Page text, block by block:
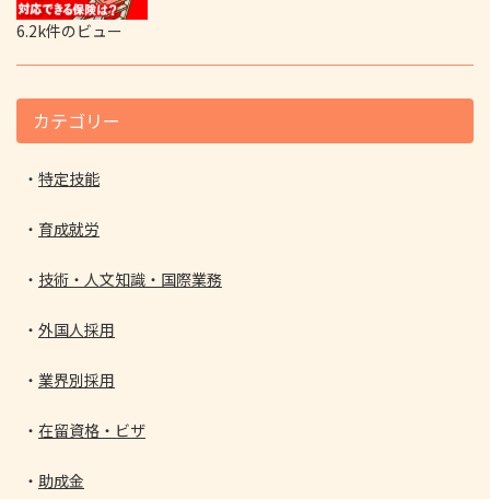
6.2k件のビュー
カテゴリー
特定技能
育成就労
技術・人文知識・国際業務
外国人採用
業界別採用
在留資格・ビザ
助成金